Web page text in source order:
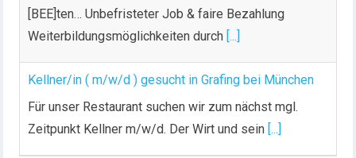
[BEE]ten… Unbefristeter Job & faire Bezahlung
Weiterbildungsmöglichkeiten durch [...]
Kellner/in ( m/w/d ) gesucht in Grafing bei München
Für unser Restaurant suchen wir zum nächst mgl.
Zeitpunkt Kellner m/w/d. Der Wirt und sein [...]